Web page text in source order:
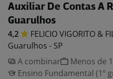
Auxiliar De Contas A
Guarulhos
4,2 FELICIO VIGORITO &
Guarulhos - SP
A combinar
Menos de
Ensino Fundamental (1º